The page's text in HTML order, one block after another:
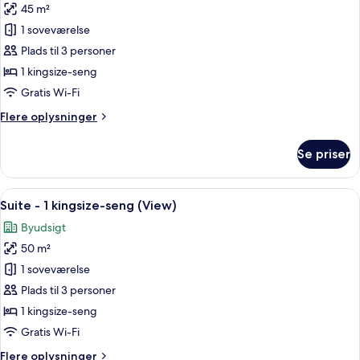
(View)
Studiolejlighed
-
1
kingsize-
seng
balkon
(Balcony)
45 m²
1 soveværelse
Plads til 3 personer
1 kingsize-seng
Gratis Wi-Fi
Flere oplysninger
Flere
-
kingsize-
-
balkon
byudsigt
(Balcony)
Se priser
Indlæs
alle
billeder
af
Suite
-
1
kingsize-
Et moderne hotelværelse med sofa,
10
Suite - 1 kingsize-seng (View)
Byudsigt
50 m²
1 soveværelse
Plads til 3 personer
1 kingsize-seng
Gratis Wi-Fi
Flere oplysninger
Flere